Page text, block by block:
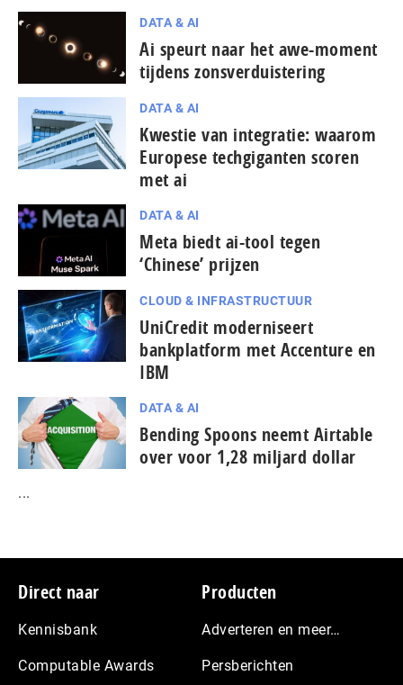
DATA & AI
Ai speurt naar het awe-moment
tijdens zons­ver­duis­te­ring
DATA & AI
Kwestie van integratie: waarom
Europese techgiganten scoren
met ai
DATA & AI
Meta biedt ai-tool tegen
‘Chinese’ prijzen
CLOUD & INFRASTRUCTUUR
UniCredit moderniseert
bankplatform met Accenture en
IBM
DATA & AI
Bending Spoons neemt Airtable
over voor 1,28 miljard dollar
...
Footer
Direct naar
Kennisbank
Computable Awards
Producten
Adverteren en meer…
Persberichten